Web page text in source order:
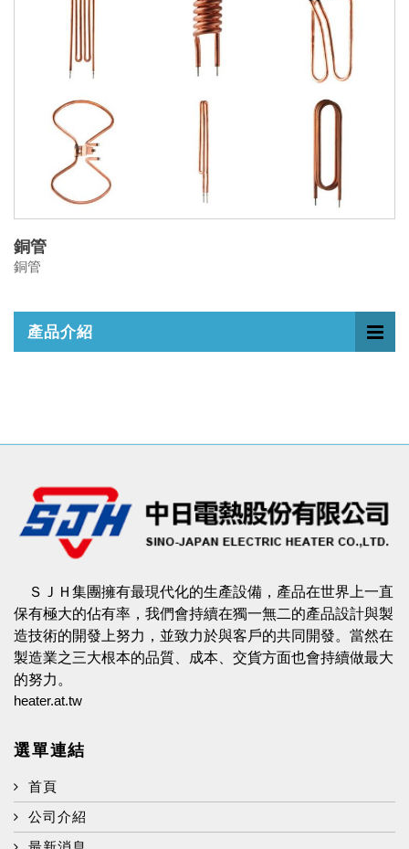
銅管
銅管
產品介紹
ＳＪＨ集團擁有最現代化的生產設備，產品在世界上一直
保有極大的佔有率，我們會持續在獨一無二的產品設計與製
造技術的開發上努力，並致力於與客戶的共同開發。當然在
製造業之三大根本的品質、成本、交貨方面也會持續做最大
的努力。
heater.at.tw
選單連結
首頁
公司介紹